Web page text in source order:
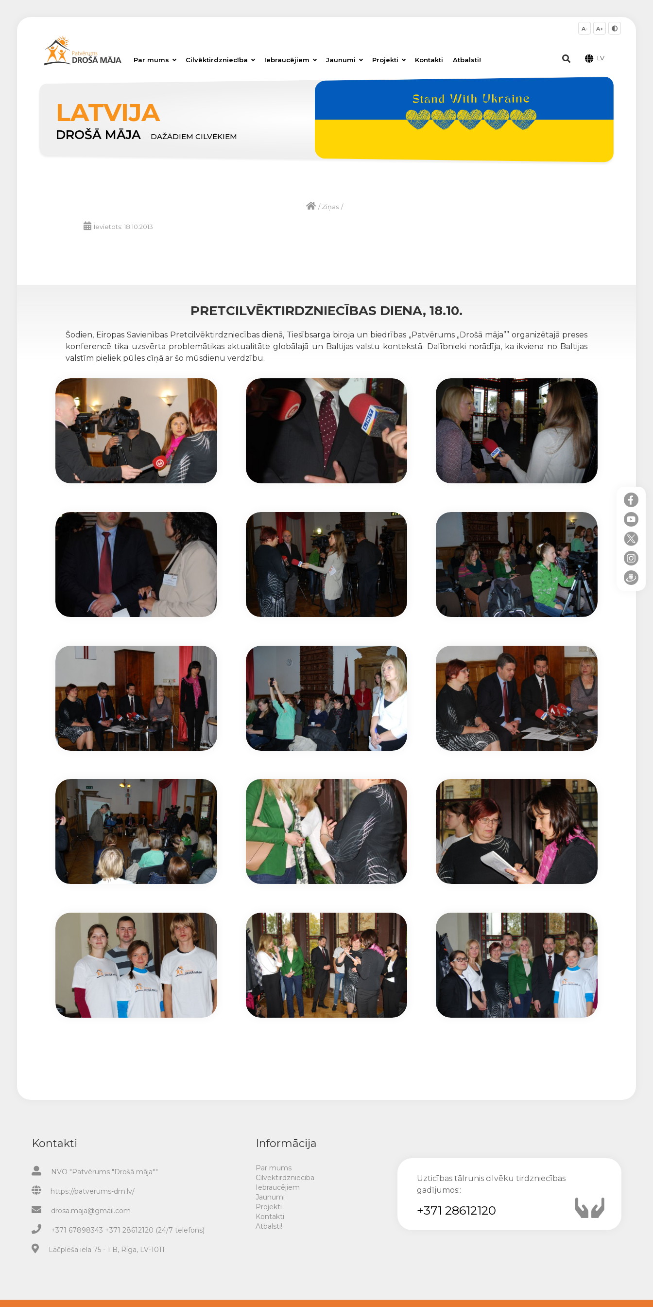
Par mums Cilvēktirdzniecība Iebraucējiem Jaunumi Projekti Kontakti Atbalsti!
A- A+
LV
LATVIJA
DROŠĀ MĀJA DAŽĀDIEM CILVĒKIEM
/Ziņas /
Ievietots: 18.10.2013
PRETCILVĒKTIRDZNIECĪBAS DIENA, 18.10.
Šodien, Eiropas Savienības Pretcilvēktirdzniecības dienā, Tiesībsarga biroja un biedrības „Patvērums „Drošā māja”” organizētajā preses
konferencē tika uzsvērta problemātikas aktualitāte globālajā un Baltijas valstu kontekstā. Dalībnieki norādīja, ka ikviena no Baltijas
valstīm pieliek pūles cīņā ar šo mūsdienu verdzību.
Kontakti
NVO "Patvērums "Drošā māja""
https://patverums-dm.lv/
drosa.maja@gmail.com
+371 67898343 +371 28612120 (24/7 telefons)
Lāčplēša iela 75 - 1 B, Rīga, LV-1011
Informācija
Par mums
Cilvēktirdzniecība
Iebraucējiem
Jaunumi
Projekti
Kontakti
Atbalsti!
Uzticības tālrunis cilvēku tirdzniecības
gadījumos::
+371 28612120